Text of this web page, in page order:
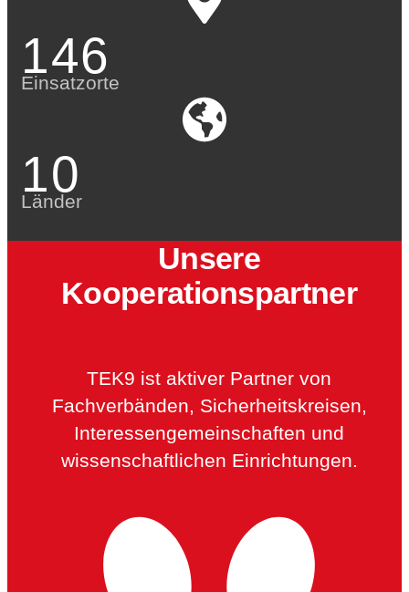
146
Einsatzorte
10
Länder
Unsere
Kooperationspartner
TEK9 ist aktiver Partner von
Fachverbänden, Sicherheitskreisen,
Interessengemeinschaften und
wissenschaftlichen Einrichtungen.